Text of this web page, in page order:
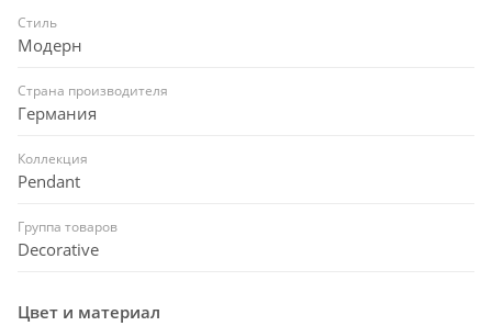
Стиль
Модерн
Страна производителя
Германия
Коллекция
Pendant
Группа товаров
Decorative
Цвет и материал